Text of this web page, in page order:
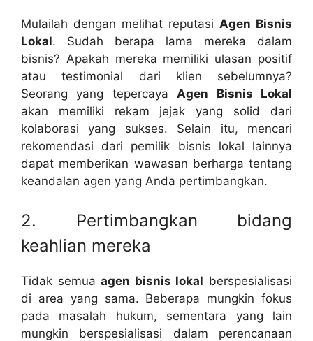
Mulailah dengan melihat reputasi Agen Bisnis
Lokal. Sudah berapa lama mereka dalam
bisnis? Apakah mereka memiliki ulasan positif
atau testimonial dari klien sebelumnya?
Seorang yang tepercayaAgen Bisnis Lokal
akan memiliki rekam jejak yang solid dari
kolaborasi yang sukses. Selain itu, mencari
rekomendasi dari pemilik bisnis lokal lainnya
dapat memberikan wawasan berharga tentang
keandalan agen yang Anda pertimbangkan.
2. Pertimbangkan bidang
keahlian mereka
Tidak semuaagen bisnis lokal berspesialisasi
di area yang sama. Beberapa mungkin fokus
pada masalah hukum, sementara yang lain
mungkin berspesialisasi dalam perencanaan